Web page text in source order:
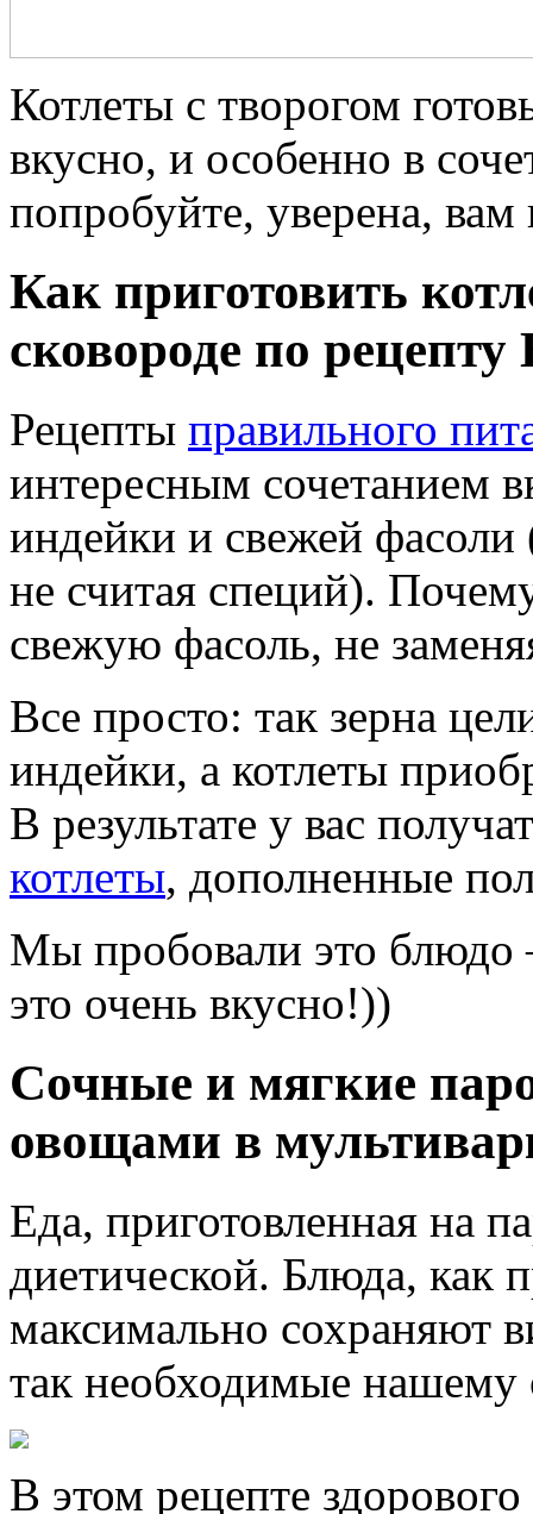
Котлеты с творогом
вкусно, и особенно в
попробуйте, уверена, вам
Как приготовить
сковороде по
Рецепты правильного
интересным сочетанием
индейки и свежей фасоли
не считая специй).
свежую фасоль, не
Все просто: так зерна
индейки, а котлеты
В результате у вас
котлеты, дополненные
Мы пробовали это
это очень вкусно!))
Сочные и мягкие
овощами в
Еда, приготовленная на
диетической. Блюда, как
максимально сохраняют
так необходимые нашему
В этом рецепте